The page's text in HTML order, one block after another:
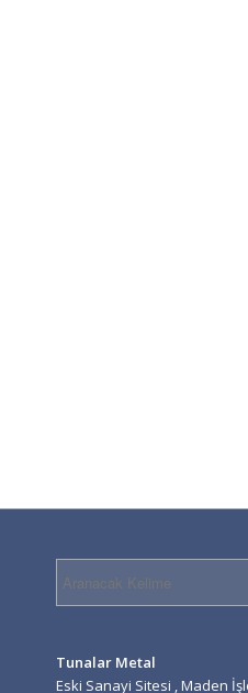
Tunalar Metal
Eski Sanayi Sitesi , Maden